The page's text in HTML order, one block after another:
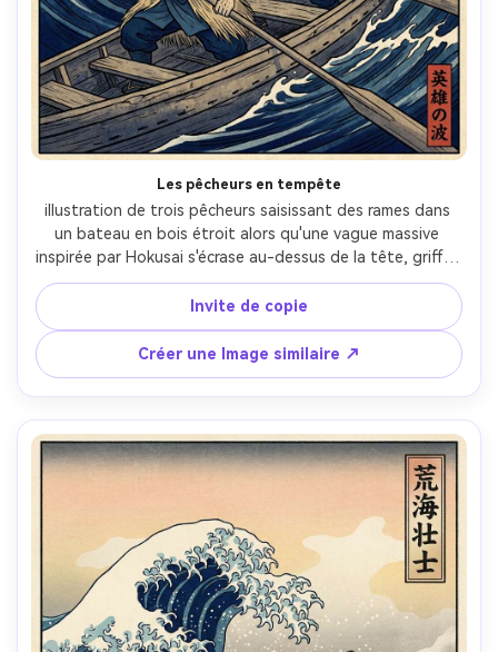
Les pêcheurs en tempête
illustration de trois pêcheurs saisissant des rames dans
un bateau en bois étroit alors qu'une vague massive
inspirée par Hokusai s'écrase au-dessus de la tête, griffes
en mousse dramatiques, manteaux fouettés par le vent,
Mont Fuji minuscule à l'horizon, lignes clés noires fortes,
indigo en couches et ultramarine, ombrage d'eau bokashi,
texture d'impression en grains de bois visible, tension
héroïque, objectif 85 mm, profondeur de champ peu
profonde, éclairage cinématographique doux-AR 4:5
Invite de copie
Créer une Image similaire ↗